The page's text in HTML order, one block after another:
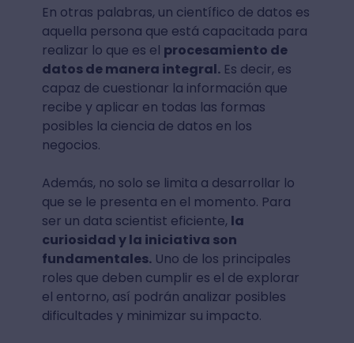
En otras palabras, un científico de datos es
aquella persona que está capacitada para
realizar lo que es el procesamiento de
datos de manera integral.Es decir, es
capaz de cuestionar la información que
recibe y aplicar en todas las formas
posibles la ciencia de datos en los
negocios.
Además, no solo se limita a desarrollar lo
que se le presenta en el momento. Para
ser un data scientist eficiente, la
curiosidad y la iniciativa son
fundamentales.Uno de los principales
roles que deben cumplir es el de explorar
el entorno, así podrán analizar posibles
dificultades y minimizar su impacto.